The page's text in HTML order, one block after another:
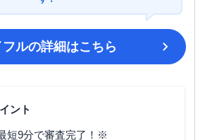
フルの詳細はこちら
ント
短9分で審査完了！※